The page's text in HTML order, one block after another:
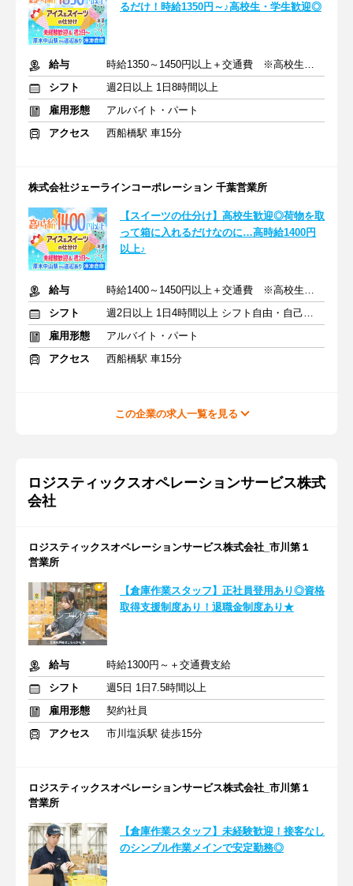
るだけ！時給1350円～♪高校生・学生歓迎◎
給与
時給1350～1450円以上＋交通費 ※高校生も同時給
シフト
週2日以上 1日8時間以上
雇用形態
アルバイト・パート
アクセス
西船橋駅 車15分
株式会社ジェーラインコーポレーション 千葉営業所
【スイーツの仕分け】高校生歓迎◎荷物を取
って箱に入れるだけなのに…高時給1400円
以上♪
給与
時給1400～1450円以上＋交通費 ※高校生も同時給
シフト
週2日以上 1日4時間以上 シフト自由・自己申告
雇用形態
アルバイト・パート
アクセス
西船橋駅 車15分
この企業の求人一覧を見る
ロジスティックスオペレーションサービス株式
会社
ロジスティックスオペレーションサービス株式会社_市川第１
営業所
【倉庫作業スタッフ】正社員登用あり◎資格
取得支援制度あり！退職金制度あり★
給与
時給1300円～＋交通費支給
シフト
週5日 1日7.5時間以上
雇用形態
契約社員
アクセス
市川塩浜駅 徒歩15分
ロジスティックスオペレーションサービス株式会社_市川第１
営業所
【倉庫作業スタッフ】未経験歓迎！接客なし
のシンプル作業メインで安定勤務◎